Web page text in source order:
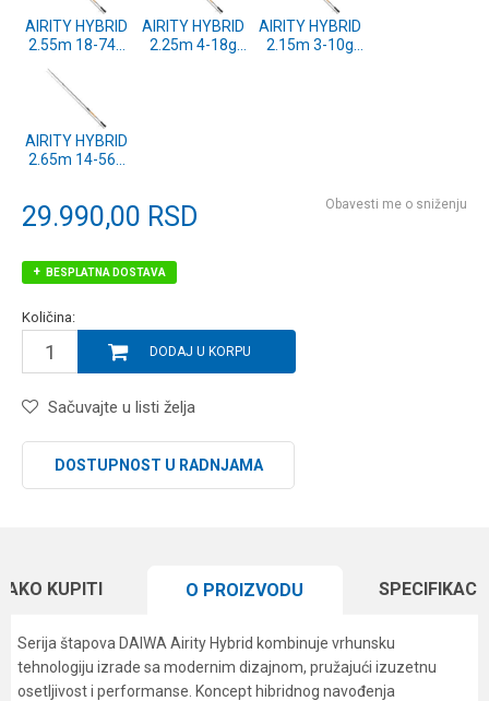
AIRITY HYBRID
2.55m 18-74g
AIRITY HYBRID
2.25m 4-18g
AIRITY HYBRID
2.15m 3-10g
AIRITY HYBRID
2.65m 14-56g
29.990,00 RSD Obavesti me o sniženju
BESPLATNA DOSTAVA
Količina:
DODAJ U KORPU
Sačuvajte u listi želja
DOSTUPNOST U RADNJAMA
KUPITI O PROIZVODU
Serija štapova DAIWA Airity Hybrid kombinuje vrhunsku
tehnologiju izrade sa modernim dizajnom, pružajući izuzetnu
osetljivost i performanse. Koncept hibridnog navođenja